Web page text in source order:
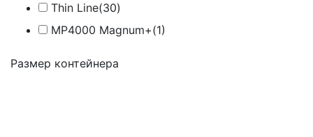
Thin Line(30)
МР4000 Magnum+(1)
Размер контейнера